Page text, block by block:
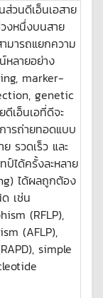
วนดีเอ็นเอสาย
งหนึ่งบนสาย
ามารถแยกความ
หลายอย่าง
marker-
genetic
เอ็นเอที่ดีจะ
รถ่ายทอดแบบ
รวดเร็ว และ
ป์ได้ครั้งละหลาย
ได้ผลถูกต้อง
เช่น
(RFLP),
(AFLP),
simple